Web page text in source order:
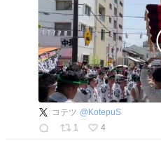
コテツ @ KotepuS
1
4